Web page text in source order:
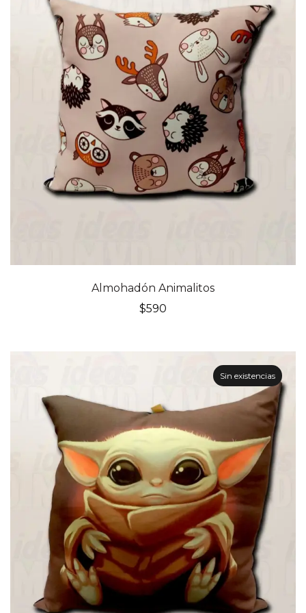
Almohadón Animalitos
$590
Sin existencias